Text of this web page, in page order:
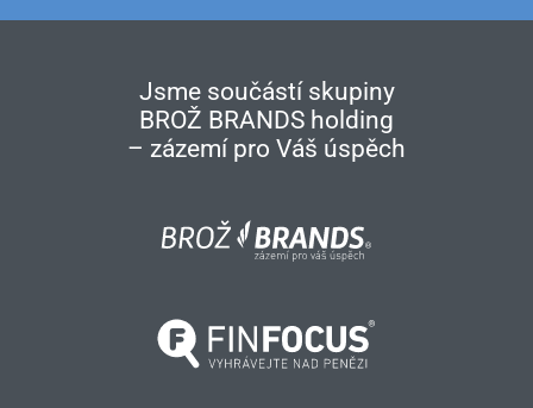
Jsme součástí skupiny
BROŽ BRANDS holding
– zázemí pro Váš úspěch